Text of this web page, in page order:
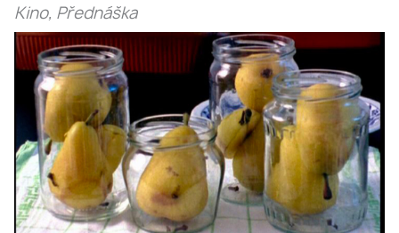
Kino, Přednáška